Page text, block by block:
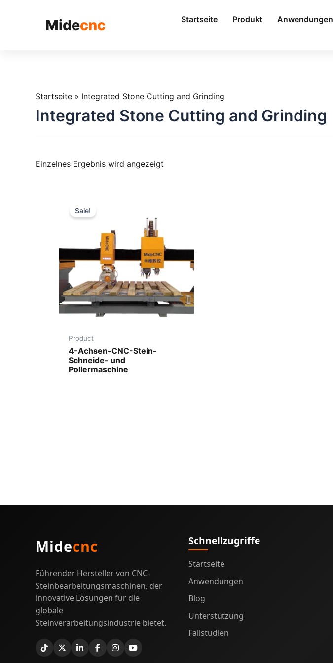
Midecnc Startseite Produkt Anwendungen
Startseite » Integrated Stone Cutting and Grinding
Integrated Stone Cutting and Grinding
Einzelnes Ergebnis wird angezeigt
Sale!
Product
4-Achsen-CNC-Stein-
Schneide- und
Poliermaschine
Midecnc
Führender Hersteller von CNC-
Steinbearbeitungsmaschinen, der
innovative Lösungen für die
globale
Steinverarbeitungsindustrie bietet.
Schnellzugriffe
Startseite
Anwendungen
Blog
Unterstützung
Fallstudien